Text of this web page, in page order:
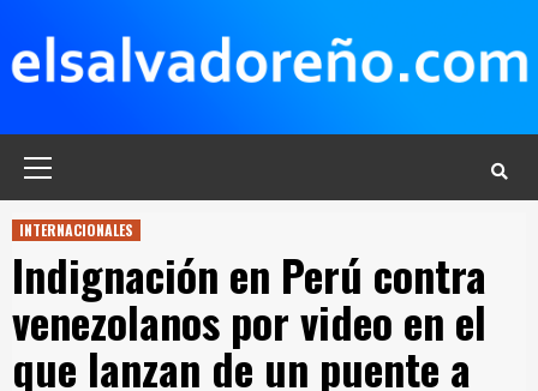
contenido
INTERNACIONALES
Indignación en Perú contra
venezolanos por video en el
que lanzan de un puente a